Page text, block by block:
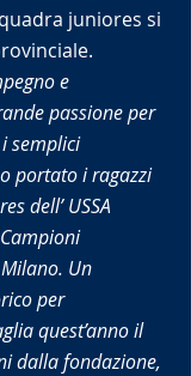
juniores si
e
passione per
semplici
portato i ragazzi
dell’ USSA
Un
per
quest’anno il
dalla fondazione,